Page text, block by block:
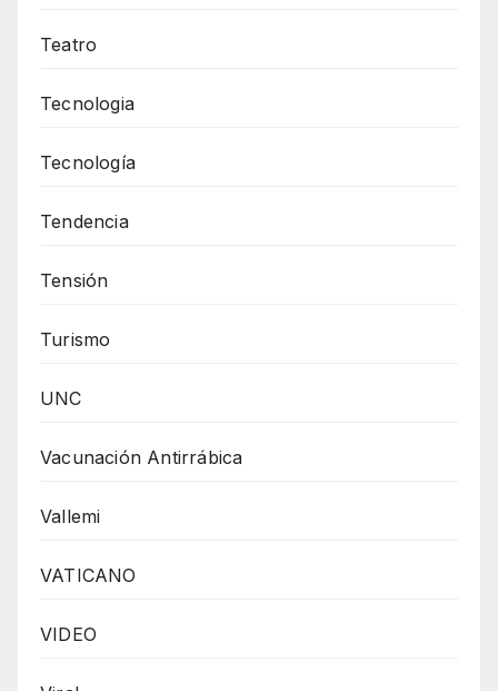
Teatro
Tecnologia
Tecnología
Tendencia
Tensión
Turismo
UNC
Vacunación Antirrábica
Vallemi
VATICANO
VIDEO